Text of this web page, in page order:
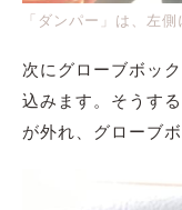
「ダンパー」は、左
次にグローブボッ
込みます。そうす
が外れ、グローブ